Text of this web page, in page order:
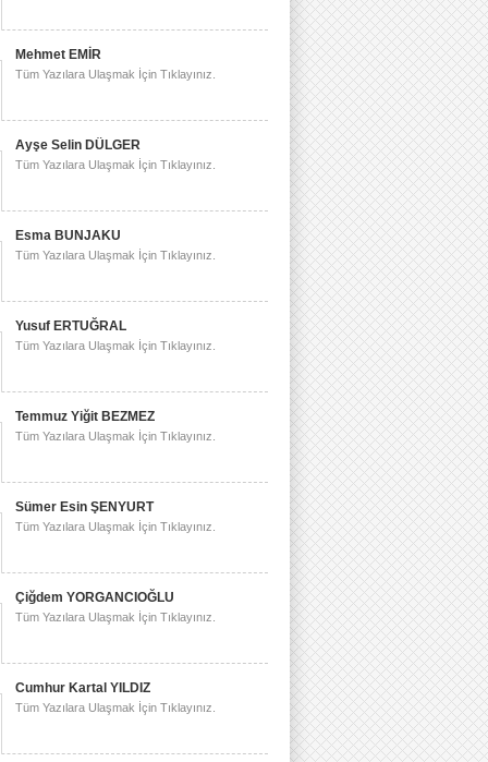
Mehmet EMİR
Tüm Yazılara Ulaşmak İçin Tıklayınız.
Ayşe Selin DÜLGER
Tüm Yazılara Ulaşmak İçin Tıklayınız.
Esma BUNJAKU
Tüm Yazılara Ulaşmak İçin Tıklayınız.
Yusuf ERTUĞRAL
Tüm Yazılara Ulaşmak İçin Tıklayınız.
Temmuz Yiğit BEZMEZ
Tüm Yazılara Ulaşmak İçin Tıklayınız.
Sümer Esin ŞENYURT
Tüm Yazılara Ulaşmak İçin Tıklayınız.
Çiğdem YORGANCIOĞLU
Tüm Yazılara Ulaşmak İçin Tıklayınız.
Cumhur Kartal YILDIZ
Tüm Yazılara Ulaşmak İçin Tıklayınız.